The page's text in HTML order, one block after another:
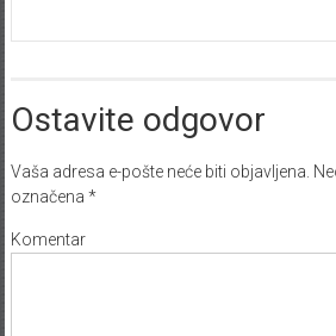
Ostavite odgovor
Vaša adresa e-pošte neće biti objavljena.
označena *
Komentar